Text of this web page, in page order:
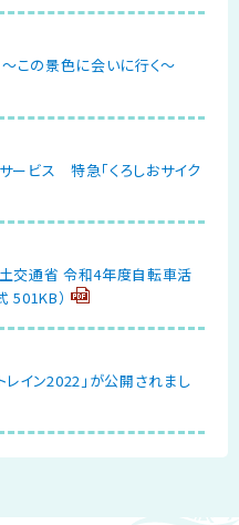
～この景色に会いに行く～
サービス 特急「くろしおサイク
土交通省 令和4年度自転車活
501KB）
レイン2022」が公開されまし